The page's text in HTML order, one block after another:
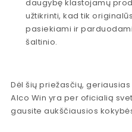
daugybę klastojamų
užtikrinti, kad tik
pasiekiami ir
šaltinio.
Dėl šių priežasčių,
Alco Win yra per oficialią
gausite aukščiausios